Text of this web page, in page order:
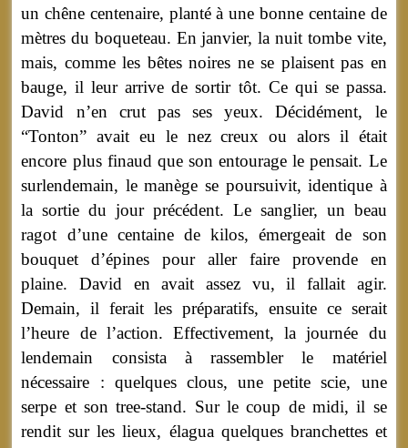
un chêne centenaire, planté à une bonne centaine de
mètres du boqueteau. En janvier, la nuit tombe vite,
mais, comme les bêtes noires ne se plaisent pas en
bauge, il leur arrive de sortir tôt. Ce qui se passa.
David n’en crut pas ses yeux. Décidément, le
“Tonton” avait eu le nez creux ou alors il était
encore plus finaud que son entourage le pensait. Le
surlendemain, le manège se poursuivit, identique à
la sortie du jour précédent. Le sanglier, un beau
ragot d’une centaine de kilos, émergeait de son
bouquet d’épines pour aller faire provende en
plaine. David en avait assez vu, il fallait agir.
Demain, il ferait les préparatifs, ensuite ce serait
l’heure de l’action. Effectivement, la journée du
lendemain consista à rassembler le matériel
nécessaire : quelques clous, une petite scie, une
serpe et son tree-stand. Sur le coup de midi, il se
rendit sur les lieux, élagua quelques branchettes et